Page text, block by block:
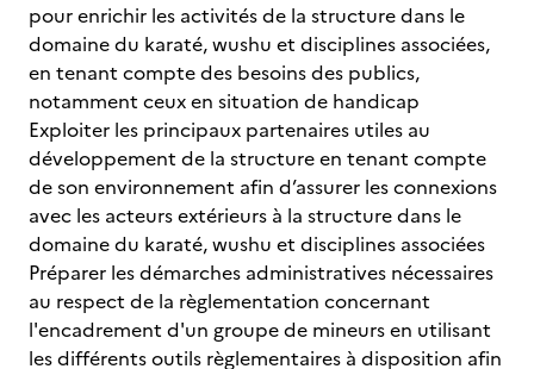
pour enrichir les activités de la structure dans le
domaine du karaté, wushu et disciplines associées,
en tenant compte des besoins des publics,
notamment ceux en situation de handicap
Exploiter les principaux partenaires utiles au
développement de la structure en tenant compte
de son environnement afin d’assurer les connexions
avec les acteurs extérieurs à la structure dans le
domaine du karaté, wushu et disciplines associées
Préparer les démarches administratives nécessaires
au respect de la règlementation concernant
l'encadrement d'un groupe de mineurs en utilisant
les différents outils règlementaires à disposition afin